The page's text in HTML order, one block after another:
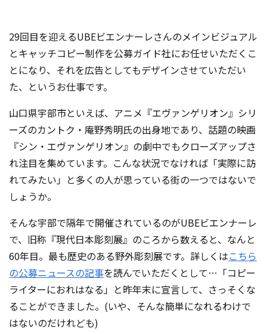
29回目を迎えるUBEビエンナーレさんのメインビジュアル
とキャッチコピー制作を公募ガイド社にお任せいただくこ
とになり、それを広告としてもデザインさせていただい
た、というお仕事です。
山口県宇部市といえば、アニメ『エヴァンゲリオン』シリ
ーズのカントク・庵野秀明氏の出身地であり、話題の映画
『シン・エヴァンゲリオン』の劇中でもクローズアップさ
れ注目を集めています。こんな状況でなければ「実際に訪
れてみたい」と多くの人が思っている街の一つではないで
しょうか。
そんな宇部で隔年で開催されているのがUBEビエンナーレ
で、旧称『現代日本彫刻展』のころから数えると、なんと
60年目。最も歴史のある野外彫刻展です。詳しくはこちら
の公募ニュースの記事を読んでいただくとして…「コピー
ライターにおれはなる」と昨年末に宣言して、さっそくな
ることができました。(いや、そんな簡単になれるわけで
はないのだけれども)